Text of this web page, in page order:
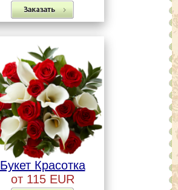
Букет Красотка
от 115 EUR